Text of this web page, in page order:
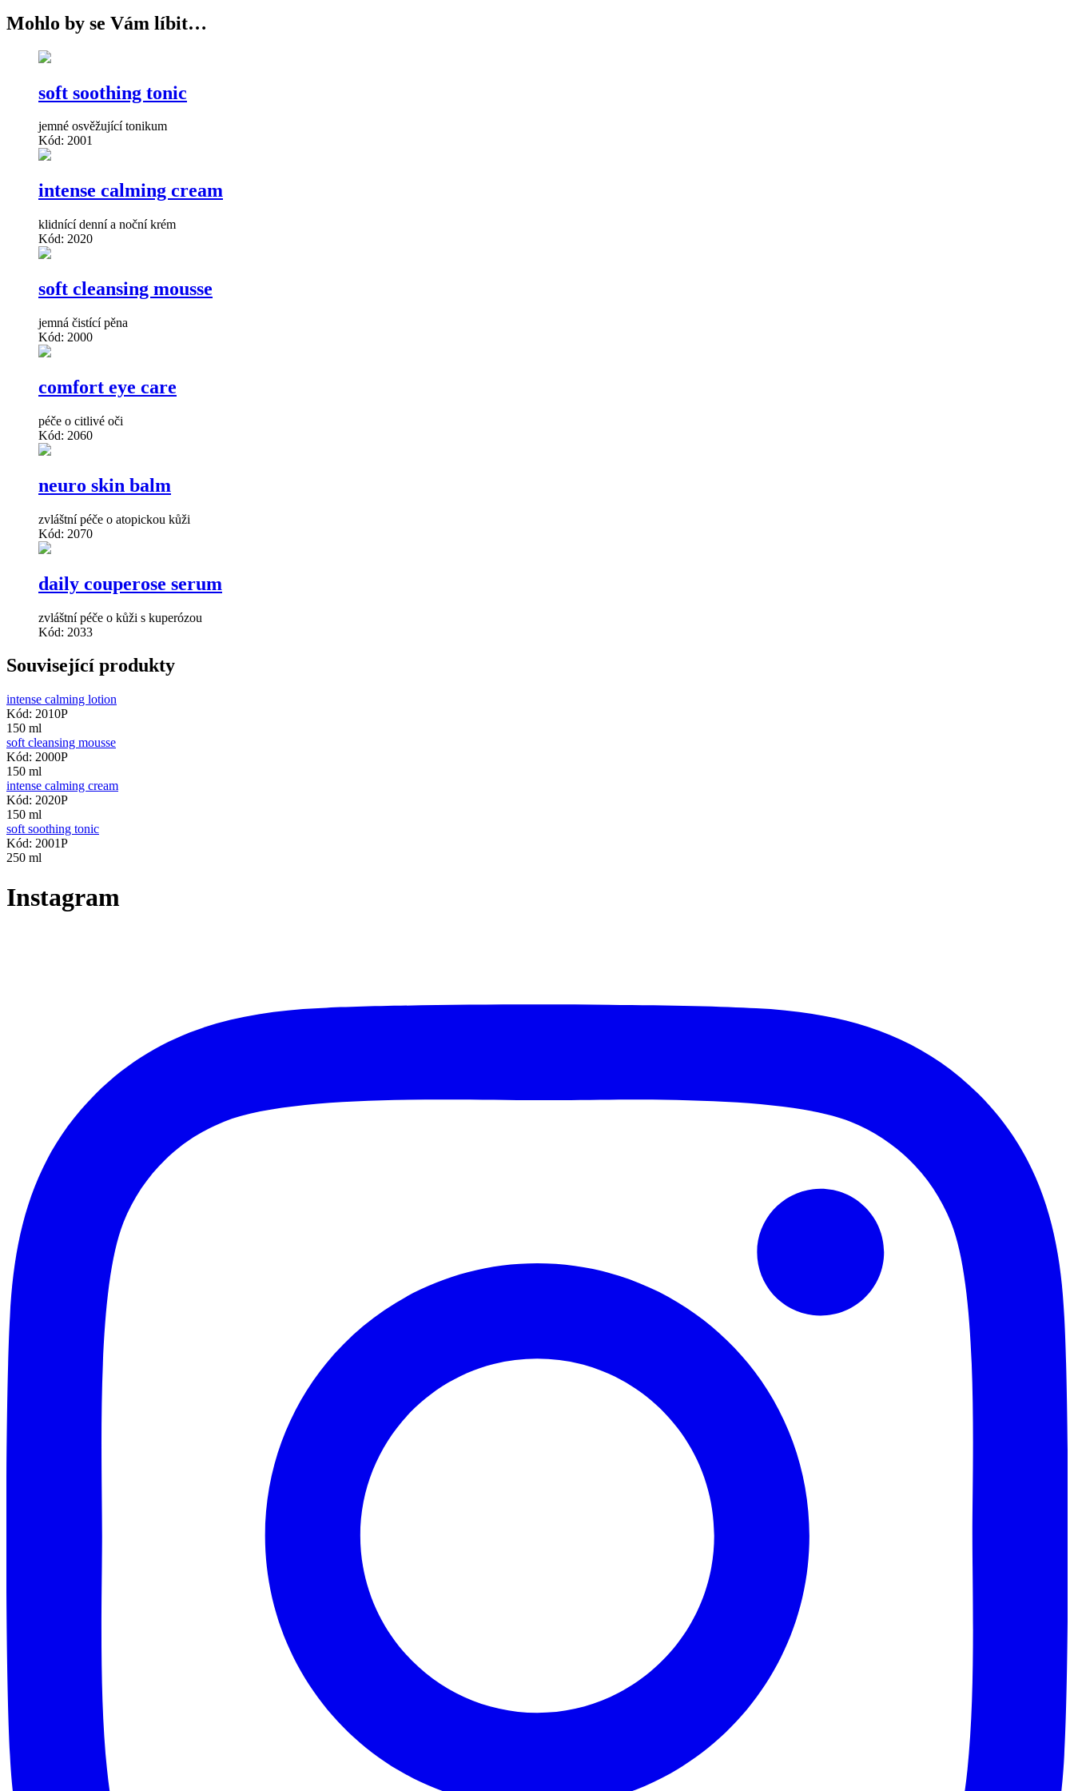
Mohlo by se Vám líbit…
soft soothing tonic
jemné osvěžující tonikum
Kód: 2001
intense calming cream
klidnící denní a noční krém
Kód: 2020
soft cleansing mousse
jemná čistící pěna
Kód: 2000
comfort eye care
péče o citlivé oči
Kód: 2060
neuro skin balm
zvláštní péče o atopickou kůži
Kód: 2070
daily couperose serum
zvláštní péče o kůži s kuperózou
Kód: 2033
Související produkty
intense calming lotion
Kód: 2010P
150 ml
soft cleansing mousse
Kód: 2000P
150 ml
intense calming cream
Kód: 2020P
150 ml
soft soothing tonic
Kód: 2001P
250 ml
Instagram